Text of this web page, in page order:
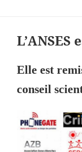
Elle est
conseil